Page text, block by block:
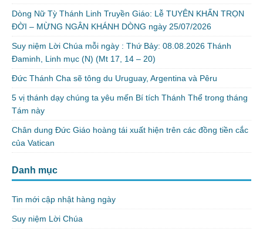
Dòng Nữ Tỳ Thánh Linh Truyền Giáo: Lễ TUYÊN KHẤN TRỌN
ĐỜI – MỪNG NGÂN KHÁNH DÒNG ngày 25/07/2026
Suy niệm Lời Chúa mỗi ngày : Thứ Bảy: 08.08.2026 Thánh
Đaminh, Linh mục (N) (Mt 17, 14 – 20)
Đức Thánh Cha sẽ tông du Uruguay, Argentina và Pêru
5 vị thánh dạy chúng ta yêu mến Bí tích Thánh Thể trong tháng
Tám này
Chân dung Đức Giáo hoàng tái xuất hiện trên các đồng tiền cắc
của Vatican
Danh mục
Tin mới cập nhật hàng ngày
Suy niệm Lời Chúa